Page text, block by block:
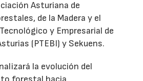
Asturiana de
de la Madera y el
y Empresarial de
(PTEBI) y Sekuens.
la evolución del